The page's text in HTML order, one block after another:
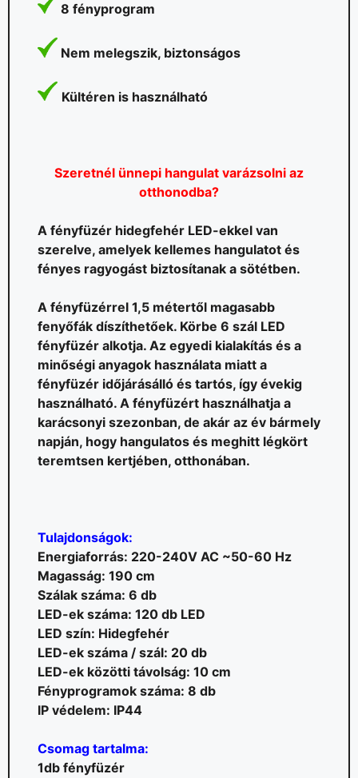
8 fényprogram
Nem melegszik, biztonságos
Kültéren is használható
Szeretnél ünnepi hangulat varázsolni az
otthonodba?
A fényfüzér hidegfehér LED-ekkel van
szerelve, amelyek kellemes hangulatot és
fényes ragyogást biztosítanak a sötétben.
A fényfüzérrel 1,5 métertől magasabb
fenyőfák díszíthetőek. Körbe 6 szál LED
fényfüzér alkotja. Az egyedi kialakítás és a
minőségi anyagok használata miatt a
fényfüzér időjárásálló és tartós, így évekig
használható. A fényfüzért használhatja a
karácsonyi szezonban, de akár az év bármely
napján, hogy hangulatos és meghitt légkört
teremtsen kertjében, otthonában.
Tulajdonságok:
Energiaforrás: 220-240V AC ~50-60 Hz
Magasság: 190 cm
Szálak száma: 6 db
LED-ek száma: 120 db LED
LED szín: Hidegfehér
LED-ek száma / szál: 20 db
LED-ek közötti távolság: 10 cm
Fényprogramok száma: 8 db
IP védelem: IP44
Csomag tartalma:
1db fényfüzér